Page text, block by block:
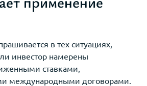
в тех ситуациях,
инвестор намерены
ставками,
международными договорами.